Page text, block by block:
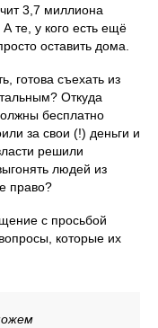
3,7 миллиона
те, у кого есть ещё
оставить дома.
готова съехать из
Откуда
бесплатно
за свои (!) деньги и
решили
людей из
право?
с просьбой
которые их